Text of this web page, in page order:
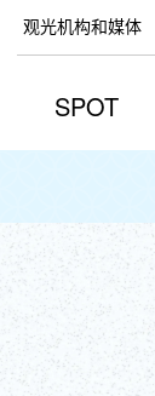
观光机构和媒体
SPOT
中文(简体)